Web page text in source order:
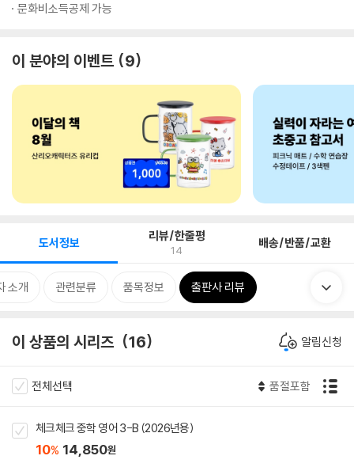
문화비소득공제 가능
이 분야의 이벤트 9
도서정보 리뷰/한줄평
14 배송/반품/교환
소개 관련분류 품목정보 출판사 리뷰
이 상품의 시리즈 16 알림신청
전체선택 품절포함
체크체크 중학 영어 3-B (2026년용)
10% 14,850원